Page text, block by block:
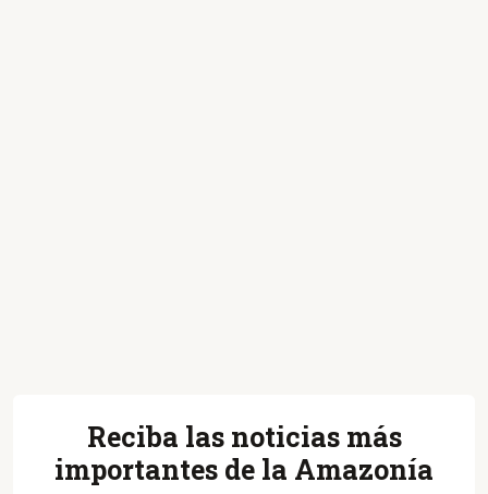
Reciba las noticias más
importantes de la Amazonía